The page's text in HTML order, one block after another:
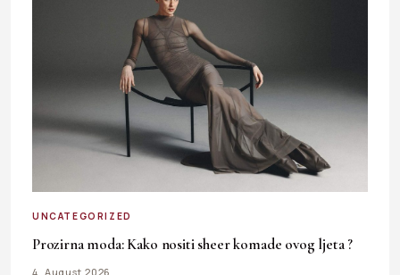
UNCATEGORIZED
Prozirna moda: Kako nositi sheer komade ovog ljeta ?
4. August 2026.